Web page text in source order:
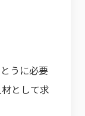
うに必要
として求